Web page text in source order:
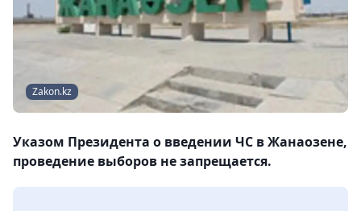
Zakon.kz
Указом Президента о введении ЧС в Жанаозене,
проведение выборов не запрещается.